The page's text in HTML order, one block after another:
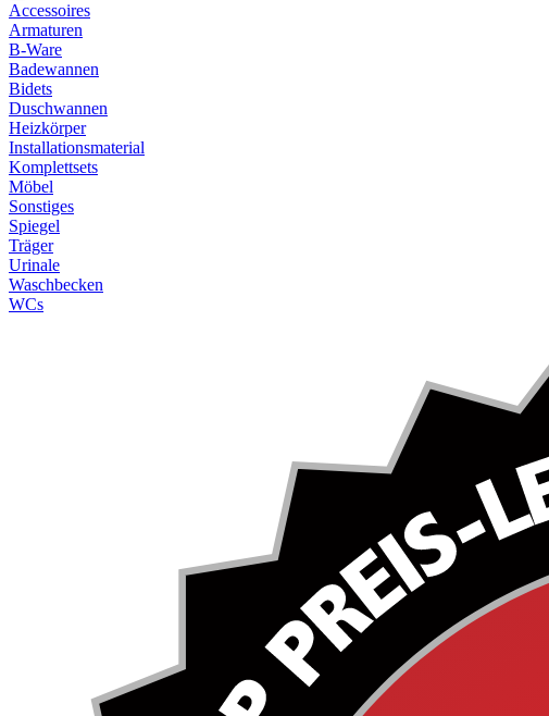
Accessoires
Armaturen
B-Ware
Badewannen
Bidets
Duschwannen
Heizkörper
Installationsmaterial
Komplettsets
Möbel
Sonstiges
Spiegel
Träger
Urinale
Waschbecken
WCs